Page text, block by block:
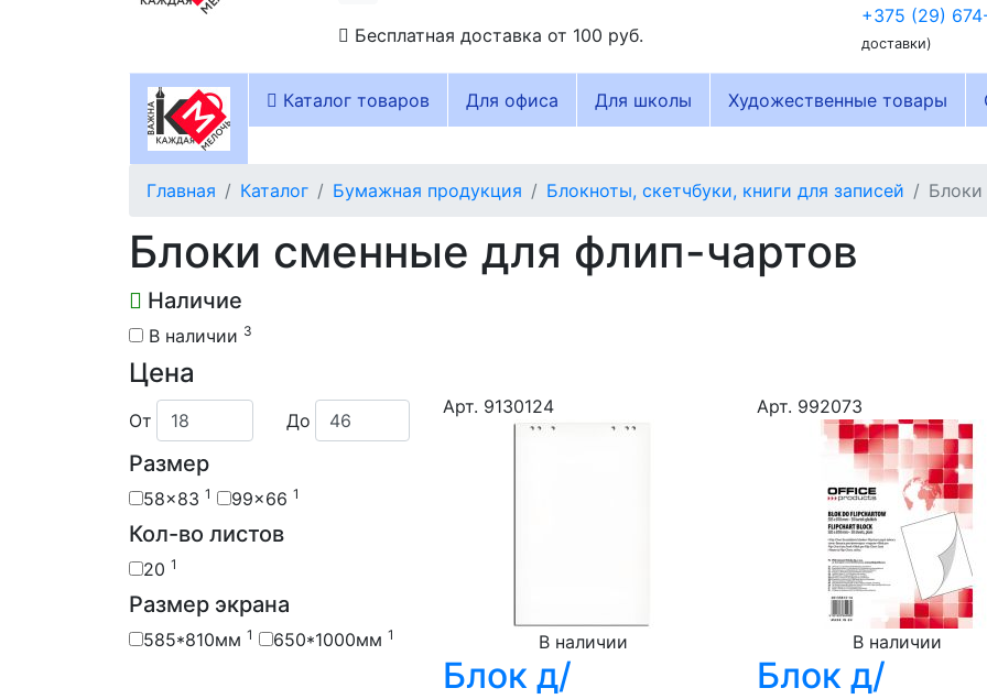
+375 (29)
доставки)
Бесплатная доставка от 100 руб.
Каталог товаров Для офиса Для школы Художественные товары
Главная Каталог Бумажная продукция Блокноты, скетчбуки, книги для записей
Блоки сменные для флип-чартов
Наличие
В наличии 3
Цена
От До
Размер
58x83 1 99x66 1
Кол-во листов
20 1
Размер экрана
585*810мм 1 650*1000мм 1
Арт. 9130124
В наличии
Блок д/
Арт. 992073
В наличии
Блок д/